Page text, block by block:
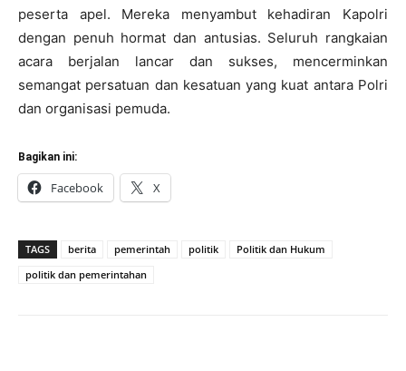
peserta apel. Mereka menyambut kehadiran Kapolri
dengan penuh hormat dan antusias. Seluruh rangkaian
acara berjalan lancar dan sukses, mencerminkan
semangat persatuan dan kesatuan yang kuat antara Polri
dan organisasi pemuda.
Bagikan ini:
Facebook X
TAGS berita pemerintah politik
Politik dan Hukum
politik dan pemerintahan